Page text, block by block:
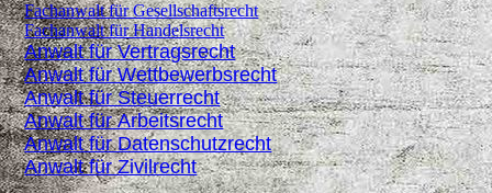
Fachanwalt für Gesellschaftsrecht
Fachanwalt für Handelsrecht
Anwalt für Vertragsrecht
Anwalt für Wettbewerbsrecht
Anwalt für Steuerrecht
Anwalt für Arbeitsrecht
Anwalt für Datenschutzrecht
Anwalt für Zivilrecht